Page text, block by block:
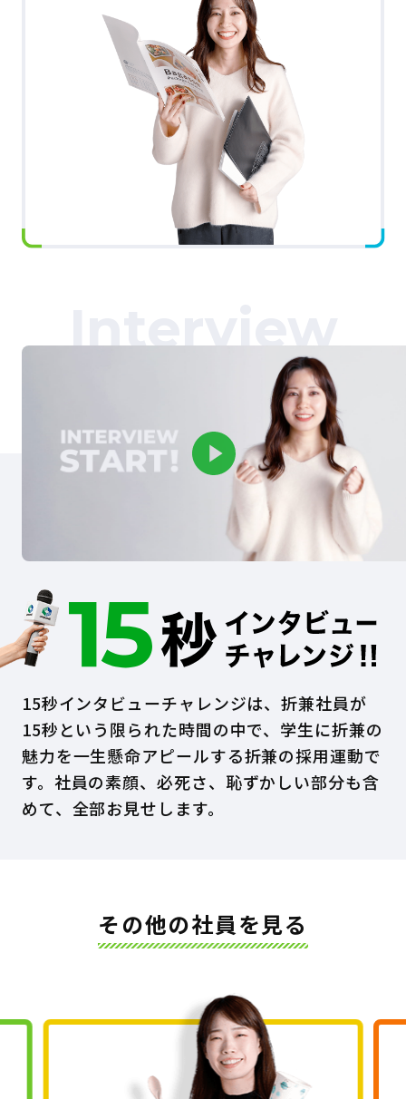
Interview
15秒インタビューチャレンジは、折兼社員が
15秒という限られた時間の中で、学生に折兼の
魅力を一生懸命アピールする折兼の採用運動で
す。社員の素顔、必死さ、恥ずかしい部分も含
めて、全部お見せします。
その他の社員を見る